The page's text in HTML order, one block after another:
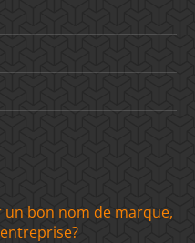
bon nom de marque,